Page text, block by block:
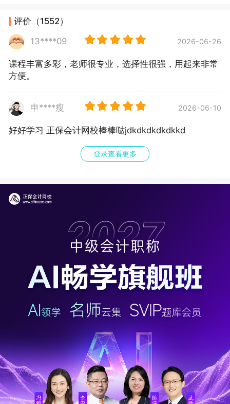
评价（1552）
13****09
2026-06-26
课程丰富多彩，老师很专业，选择性很强，用起来非常
方便。
申****瘦 2026-06-10
好好学习 正保会计网校棒棒哒jdkdkdkdkdkkd
登录查看更多